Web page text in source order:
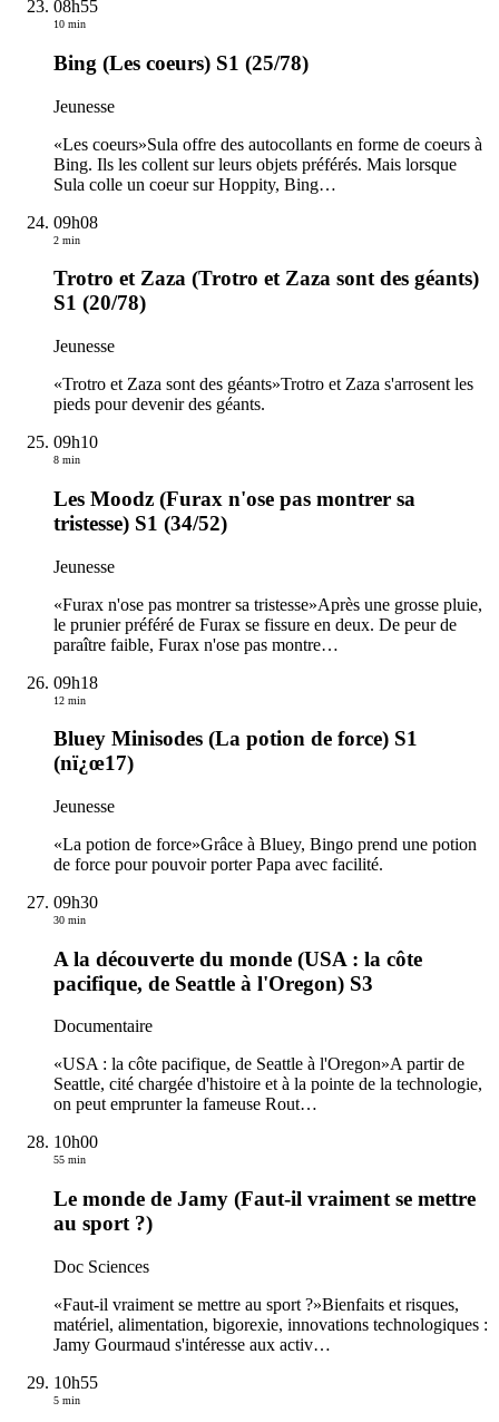
08h55
10 min
Bing (Les coeurs) S1 (25/78)
Jeunesse
«Les coeurs»Sula offre des autocollants en forme de coeurs à
Bing. Ils les collent sur leurs objets préférés. Mais lorsque
Sula colle un coeur sur Hoppity, Bing…
09h08
2 min
Trotro et Zaza (Trotro et Zaza sont des géants)
S1 (20/78)
Jeunesse
«Trotro et Zaza sont des géants»Trotro et Zaza s'arrosent les
pieds pour devenir des géants.
09h10
8 min
Les Moodz (Furax n'ose pas montrer sa
tristesse) S1 (34/52)
Jeunesse
«Furax n'ose pas montrer sa tristesse»Après une grosse pluie,
le prunier préféré de Furax se fissure en deux. De peur de
paraître faible, Furax n'ose pas montre…
09h18
12 min
Bluey Minisodes (La potion de force) S1
(nï¿œ17)
Jeunesse
«La potion de force»Grâce à Bluey, Bingo prend une potion
de force pour pouvoir porter Papa avec facilité.
09h30
30 min
A la découverte du monde (USA : la côte
pacifique, de Seattle à l'Oregon) S3
Documentaire
«USA : la côte pacifique, de Seattle à l'Oregon»A partir de
Seattle, cité chargée d'histoire et à la pointe de la technologie,
on peut emprunter la fameuse Rout…
10h00
55 min
Le monde de Jamy (Faut-il vraiment se mettre
au sport ?)
Doc Sciences
«Faut-il vraiment se mettre au sport ?»Bienfaits et risques,
matériel, alimentation, bigorexie, innovations technologiques :
Jamy Gourmaud s'intéresse aux activ…
10h55
5 min